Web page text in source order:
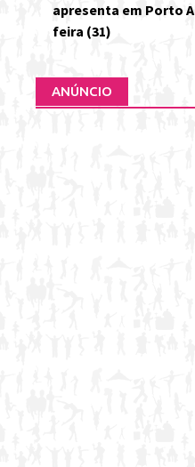
apresenta em Porto
feira (31)
ANÚNCIO